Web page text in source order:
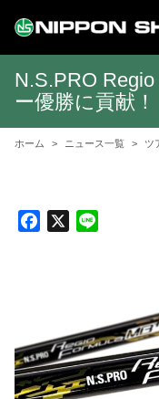
N.S.PRO
ー優勝に貢献！
ホーム ニュース一覧 ツ
o
k